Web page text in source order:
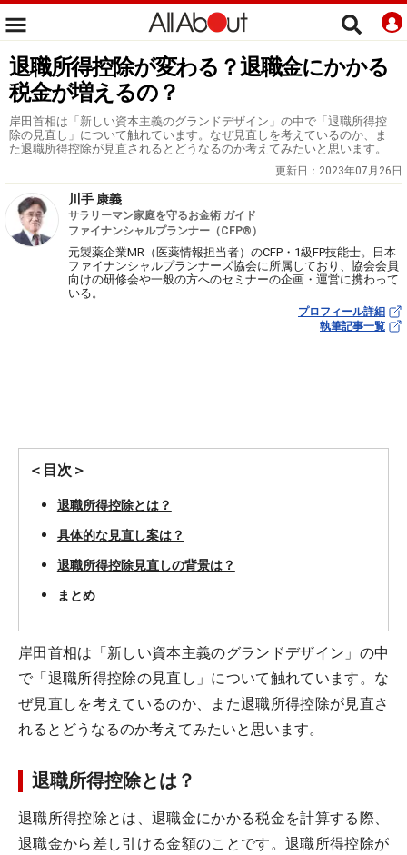
退職所得控除が変わる？退職金にかかる
税金が増えるの？
岸田首相は「新しい資本主義のグランドデザイン」の中で「退職所得控
除の見直し」について触れています。なぜ見直しを考えているのか、ま
た退職所得控除が見直されるとどうなるのか考えてみたいと思います。
更新日： 2023年07月26日
川手 康義
サラリーマン家庭を守るお金術 ガイド
ファイナンシャルプランナー（CFP®）
元製薬企業MR（医薬情報担当者）のCFP・1級FP技能士。日本
ファイナンシャルプランナーズ協会に所属しており、協会会員
向けの研修会や一般の方へのセミナーの企画・運営に携わって
いる。
プロフィール詳細
執筆記事一覧
＜目次＞
退職所得控除とは？
具体的な見直し案は？
退職所得控除見直しの背景は？
まとめ
岸田首相は「新しい資本主義のグランドデザイン」の中
で「退職所得控除の見直し」について触れています。な
ぜ見直しを考えているのか、また退職所得控除が見直さ
れるとどうなるのか考えてみたいと思います。
退職所得控除とは？
退職所得控除とは、退職金にかかる税金を計算する際、
退職金から差し引ける金額のことです。退職所得控除が